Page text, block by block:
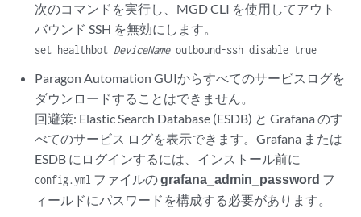
次のコマンドを実行し、MGD CLI を使用してアウト
バウンド SSH を無効にします。
set healthbot DeviceNameoutbound-ssh disable true
Paragon Automation GUIからすべてのサービスログを
ダウンロードすることはできません。
回避策: Elastic Search Database (ESDB) と Grafana のす
べてのサービス ログを表示できます。Grafana または
ESDB にログインするには、インストール前に
config.yml ファイルのgrafana_admin_password フ
ィールドにパスワードを構成する必要があります。